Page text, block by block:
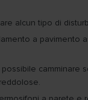
alcun tipo di
a pavimento
camminare